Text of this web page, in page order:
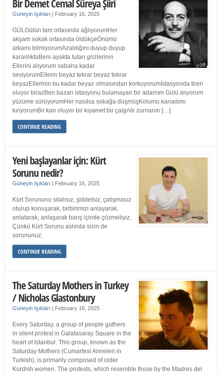
Bir Demet Cemal Süreya Şiiri
Güneyin Işıkları | February 16, 2025
GÜLGülün tam ortasında ağlıyorumHer
akşam sokak ortasında öldükçeÖnümü
arkamı bilmiyorumAzaldığını duyup duyup
karanlıktaBeni ayakta tutan gözlerinin
Ellerini alıyorum sabaha kadar
seviyorumEllerin beyaz tekrar beyaz tekrar
beyazEllerinin bu kadar beyaz olmasından korkuyorumİstasyonda tiren
oluyor birazBen bazan istasyonu bulamayan bir adamım Gülü alıyorum
yüzüme sürüyorumHer nasılsa sokağa düşmüşKolumu kanadımı
kırıyorumBir kan oluyor bir kıyamet bir çalgıVe zurnanın […]
CONTINUE READING
Yeni başlayanlar için: Kürt
Sorunu nedir?
Güneyin Işıkları | February 16, 2025
Kürt Sorununu silahsız, şiddetsiz, çatışmasız
oturup konuşarak, birbirimizi anlayarak,
anlatarak, anlaşarak barış içinde çözmeliyiz.
Çünkü Kürt Sorunu aslında sizin de
sorununuz.
CONTINUE READING
The Saturday Mothers in Turkey
/ Nicholas Glastonbury
Güneyin Işıkları | February 16, 2025
Every Saturday, a group of people gathers
in silent protest in Galatasaray Square in the
heart of Istanbul. This group, known as the
Saturday Mothers (Cumartesi Anneleri in
Turkish), is primarily composed of older
Kurdish women. The protests, which resemble those by the Madres del